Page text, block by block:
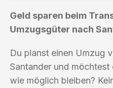
Geld sparen beim
Umzugsgüter nach
Du planst einen Umzug
Santander und
wie möglich bleiben?